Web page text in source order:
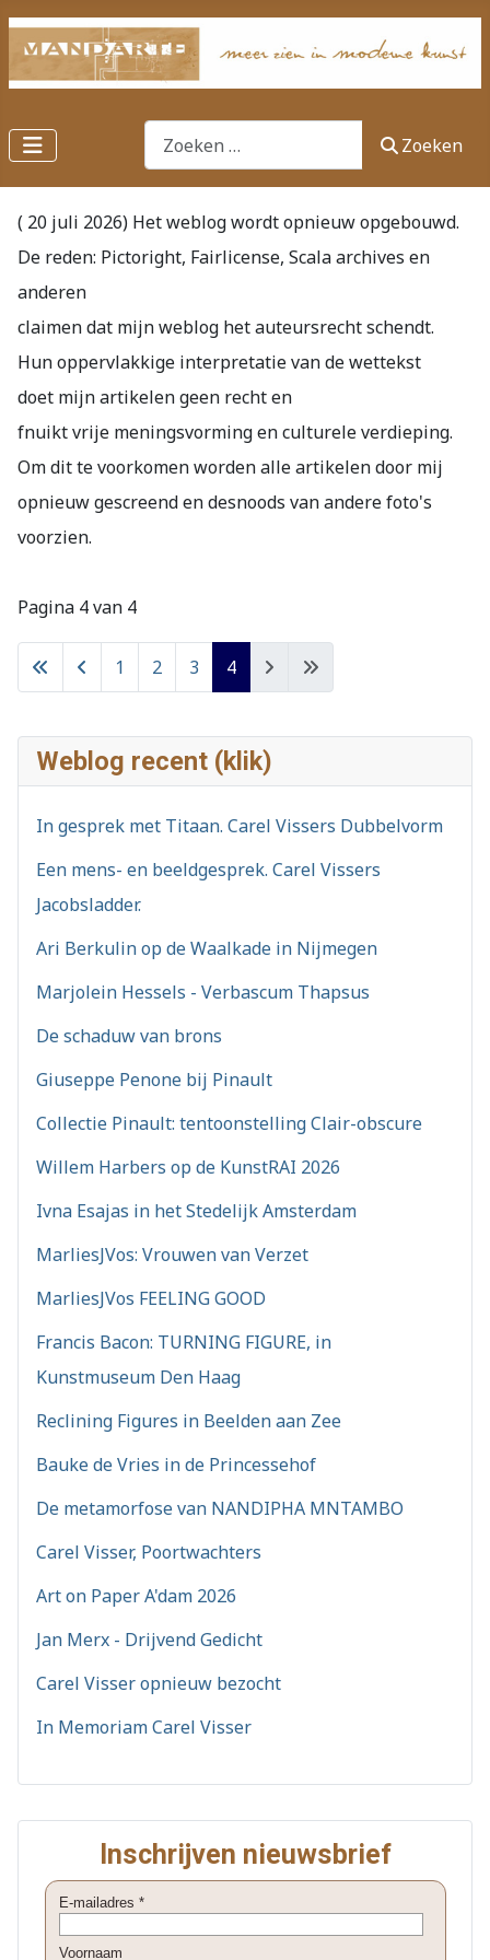
Zoeken Zoeken
( 20 juli 2026) Het weblog wordt opnieuw opgebouwd.
De reden: Pictoright, Fairlicense, Scala archives en
anderen
claimen dat mijn weblog het auteursrecht schendt.
Hun oppervlakkige interpretatie van de wettekst
doet mijn artikelen geen recht en
fnuikt vrije meningsvorming en culturele verdieping.
Om dit te voorkomen worden alle artikelen door mij
opnieuw gescreend en desnoods van andere foto's
voorzien.
Pagina 4 van 4
1 2 3 4
Weblog recent (klik)
In gesprek met Titaan. Carel Vissers Dubbelvorm
Een mens- en beeldgesprek. Carel Vissers
Jacobsladder.
Ari Berkulin op de Waalkade in Nijmegen
Marjolein Hessels - Verbascum Thapsus
De schaduw van brons
Giuseppe Penone bij Pinault
Collectie Pinault: tentoonstelling Clair-obscure
Willem Harbers op de KunstRAI 2026
Ivna Esajas in het Stedelijk Amsterdam
MarliesJVos: Vrouwen van Verzet
MarliesJVos FEELING GOOD
Francis Bacon: TURNING FIGURE, in
Kunstmuseum Den Haag
Reclining Figures in Beelden aan Zee
Bauke de Vries in de Princessehof
De metamorfose van NANDIPHA MNTAMBO
Carel Visser, Poortwachters
Art on Paper A'dam 2026
Jan Merx - Drijvend Gedicht
Carel Visser opnieuw bezocht
In Memoriam Carel Visser
Inschrijven nieuwsbrief